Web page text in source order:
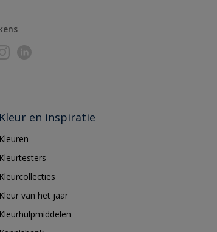
Kleur en inspiratie
Kleuren
Kleurtesters
Kleurcollecties
Kleur van het jaar
Kleurhulpmiddelen